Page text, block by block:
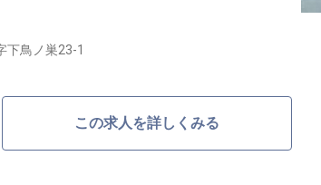
かぶホテルでのお仕事です。
下鳥ノ巣23-1
この求人を詳しくみる